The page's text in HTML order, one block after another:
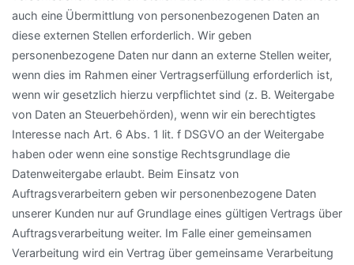
auch eine Übermittlung von personenbezogenen Daten an
diese externen Stellen erforderlich. Wir geben
personenbezogene Daten nur dann an externe Stellen weiter,
wenn dies im Rahmen einer Vertragserfüllung erforderlich ist,
wenn wir gesetzlich hierzu verpflichtet sind (z. B. Weitergabe
von Daten an Steuerbehörden), wenn wir ein berechtigtes
Interesse nach Art. 6 Abs. 1 lit. f DSGVO an der Weitergabe
haben oder wenn eine sonstige Rechtsgrundlage die
Datenweitergabe erlaubt. Beim Einsatz von
Auftragsverarbeitern geben wir personenbezogene Daten
unserer Kunden nur auf Grundlage eines gültigen Vertrags über
Auftragsverarbeitung weiter. Im Falle einer gemeinsamen
Verarbeitung wird ein Vertrag über gemeinsame Verarbeitung